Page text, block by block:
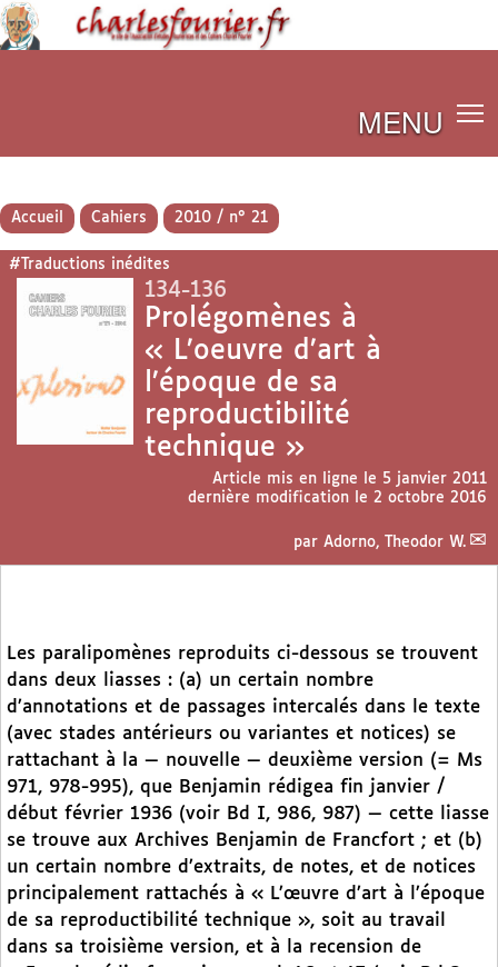
MENU
Accueil Cahiers 2010 / n° 21
#Traductions inédites
134-136
Prolégomènes à
« L’oeuvre d’art à
l’époque de sa
reproductibilité
technique »
Article mis en ligne le 5 janvier 2011
dernière modification le 2 octobre 2016
par Adorno, Theodor W.
Les paralipomènes reproduits ci-dessous se trouvent
dans deux liasses : (a) un certain nombre
d’annotations et de passages intercalés dans le texte
(avec stades antérieurs ou variantes et notices) se
rattachant à la — nouvelle — deuxième version (= Ms
971, 978-995), que Benjamin rédigea fin janvier /
début février 1936 (voir Bd I, 986, 987) — cette liasse
se trouve aux Archives Benjamin de Francfort ; et (b)
un certain nombre d’extraits, de notes, et de notices
principalement rattachés à « L’œuvre d’art à l’époque
de sa reproductibilité technique », soit au travail
dans sa troisième version, et à la recension de